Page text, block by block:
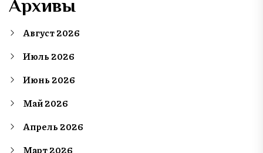
Архивы
Август 2026
Июль 2026
Июнь 2026
Май 2026
Апрель 2026
Март 2026